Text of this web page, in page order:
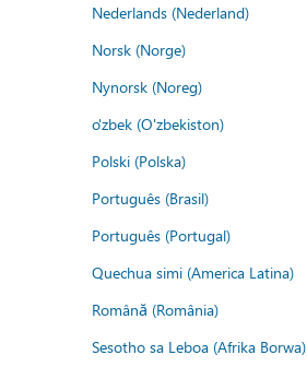
Nederlands (Nederland)
Norsk (Norge)
Nynorsk (Noreg)
o'zbek (O'zbekiston)
Polski (Polska)
Português (Brasil)
Português (Portugal)
Quechua simi (America Latina)
Română (România)
Sesotho sa Leboa (Afrika Borwa)